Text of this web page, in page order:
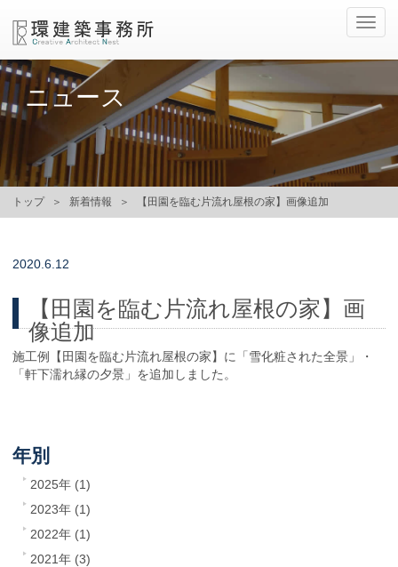
ナ
ビ
ゲ
シ
ョ
の
切
替
ニュース
トップ 新着情報 【田園を臨む片流れ屋根の家】画像追加
2020. 6.12
【田園を臨む片流れ屋根の家】画
像追加
施工例【田園を臨む片流れ屋根の家】に「雪化粧された全景」・
「軒下濡れ縁の夕景」を追加しました。
年別
2025年 (1)
2023年 (1)
2022年 (1)
2021年 (3)